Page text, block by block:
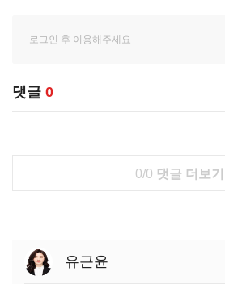
댓글 0
0/0 댓글 더보기
유근윤